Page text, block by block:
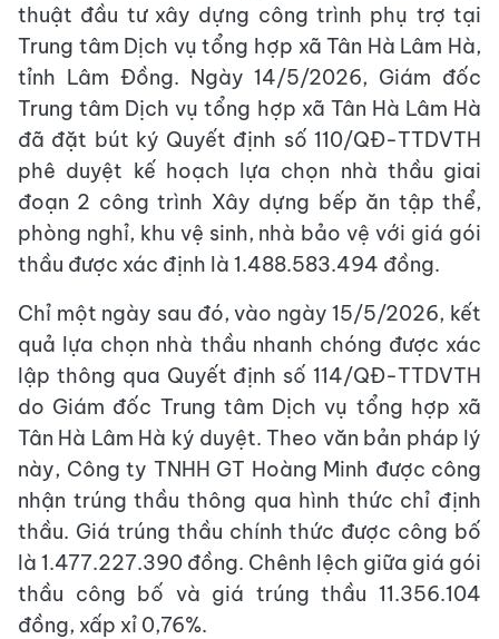
thuật đầu tư xây dựng công trình phụ trợ tại
Trung tâm Dịch vụ tổng hợp xã Tân Hà Lâm Hà,
tỉnh Lâm Đồng. Ngày 14/5/2026, Giám đốc
Trung tâm Dịch vụ tổng hợp xã Tân Hà Lâm Hà
đã đặt bút ký Quyết định số 110/QĐ-TTDVTH
phê duyệt kế hoạch lựa chọn nhà thầu giai
đoạn 2 công trình Xây dựng bếp ăn tập thể,
phòng nghỉ, khu vệ sinh, nhà bảo vệ với giá gói
thầu được xác định là 1.488.583.494 đồng.
Chỉ một ngày sau đó, vào ngày 15/5/2026, kết
quả lựa chọn nhà thầu nhanh chóng được xác
lập thông qua Quyết định số 114/QĐ-TTDVTH
do Giám đốc Trung tâm Dịch vụ tổng hợp xã
Tân Hà Lâm Hà ký duyệt. Theo văn bản pháp lý
này, Công ty TNHH GT Hoàng Minh được công
nhận trúng thầu thông qua hình thức chỉ định
thầu. Giá trúng thầu chính thức được công bố
là 1.477.227.390 đồng. Chênh lệch giữa giá gói
thầu công bố và giá trúng thầu 11.356.104
đồng, xấp xỉ 0,76%.